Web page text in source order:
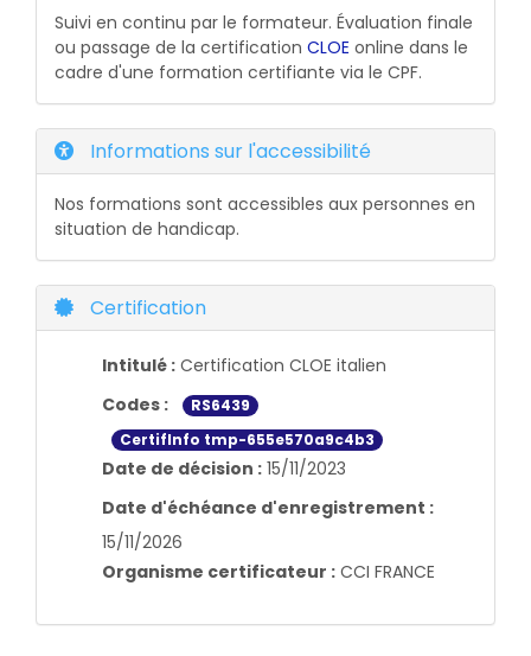
Suivi en continu par le formateur. Évaluation finale
ou passage de la certification CLOE online dans le
cadre d'une formation certifiante via le CPF.
Informations sur l'accessibilité
Nos formations sont accessibles aux personnes en
situation de handicap.
Certification
Intitulé : Certification CLOE italien
Codes :
RS6439
CertifInfo tmp-655e570a9c4b3
Date de décision : 15/11/2023
Date d'échéance d'enregistrement :
15/11/2026
Organisme certificateur : CCI FRANCE